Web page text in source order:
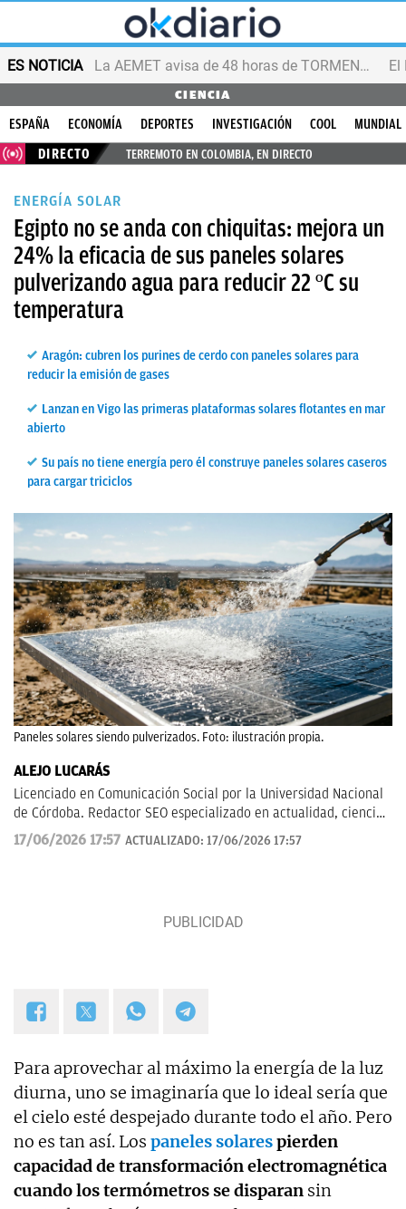
ES NOTICIA La AEMET avisa de 48 horas de TORMENTAS y GRANIZO
CIENCIA
ESPAÑA ECONOMÍA DEPORTES INVESTIGACIÓN COOL
MUNDIAL
DIRECTO
TERREMOTO EN COLOMBIA, EN DIRECTO
ENERGÍA SOLAR
Egipto no se anda con chiquitas: mejora un
24% la eficacia de sus paneles solares
pulverizando agua para reducir 22 ºC su
temperatura
Aragón: cubren los purines de cerdo con paneles solares para
reducir la emisión de gases
Lanzan en Vigo las primeras plataformas solares flotantes en mar
abierto
Su país no tiene energía pero él construye paneles solares caseros
para cargar triciclos
Paneles solares siendo pulverizados. Foto: ilustración propia.
ALEJO LUCARÁS
Licenciado en Comunicación Social por la Universidad Nacional
de Córdoba. Redactor SEO especializado en actualidad, ciencia
aplicada, tecnología y fenómenos sociales, con un enfoque
divulgativo y orientado a explicar al lector cómo los grandes
17/06/2026 17:57 ACTUALIZADO: 17/06/2026 17:57
Para aprovechar al máximo la energía de la luz
diurna, uno se imaginaría que lo ideal sería que
el cielo esté despejado durante todo el año. Pero
no es tan así. Los paneles solarespierden
capacidad de transformación electromagnética
cuando los termómetros se disparan sin